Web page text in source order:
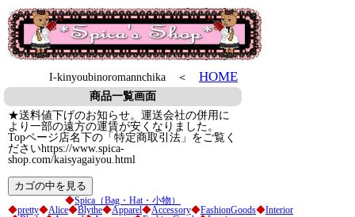
I-kinyoubinoromannchika ＜ HOME
商品一覧画面
★送料値下げのお知らせ。運送会社の併用に
より一部の遠方の運賃が安くなりました。
Topページ店名下の「特定商取引法」をご覧く
ださいhttps://www.spica-
shop.com/kaisyagaiyou.html
◆Spica（Bag・Hat・小物）
◆pretty◆Alice◆Blythe◆Apparel◆Accessory◆FashionGoods◆Interior